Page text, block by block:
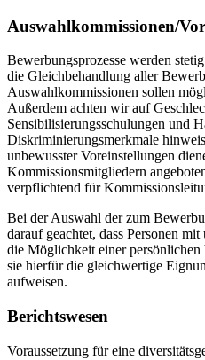
Auswahlkommissionen/
Bewerbungsprozesse werden
die Gleichbehandlung aller
Auswahlkommissionen sollen
Außerdem achten wir auf
Sensibilisierungsschulungen und
Diskriminierungsmerkmale
unbewusster Voreinstellungen
Kommissionsmitgliedern
verpflichtend für
Bei der Auswahl der zum
darauf geachtet, dass Personen
die Möglichkeit einer
sie hierfür die gleichwertige
aufweisen.
Berichtswesen
Voraussetzung für eine